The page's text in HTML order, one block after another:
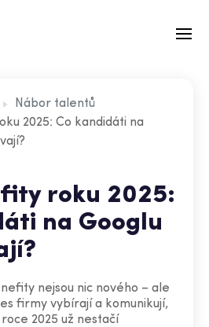
Nábor talentů
2025: Co kandidáti na
roku 2025:
na Googlu
nejsou nic nového – ale
firmy vybírají a komunikují,
2025 už nestačí